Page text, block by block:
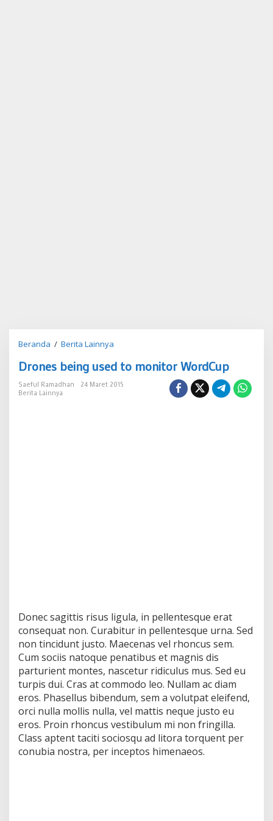
Beranda / Berita Lainnya
used
monitor
Drones being used to monitor WordCup
Saeful Ramadhan
24 Maret 2015
Berita Lainnya
Donec sagittis risus ligula, in pellentesque erat
consequat non. Curabitur in pellentesque urna. Sed
non tincidunt justo. Maecenas vel rhoncus sem.
Cum sociis natoque penatibus et magnis dis
parturient montes, nascetur ridiculus mus. Sed eu
turpis dui. Cras at commodo leo. Nullam ac diam
eros. Phasellus bibendum, sem a volutpat eleifend,
orci nulla mollis nulla, vel mattis neque justo eu
eros. Proin rhoncus vestibulum mi non fringilla.
Class aptent taciti sociosqu ad litora torquent per
conubia nostra, per inceptos himenaeos.